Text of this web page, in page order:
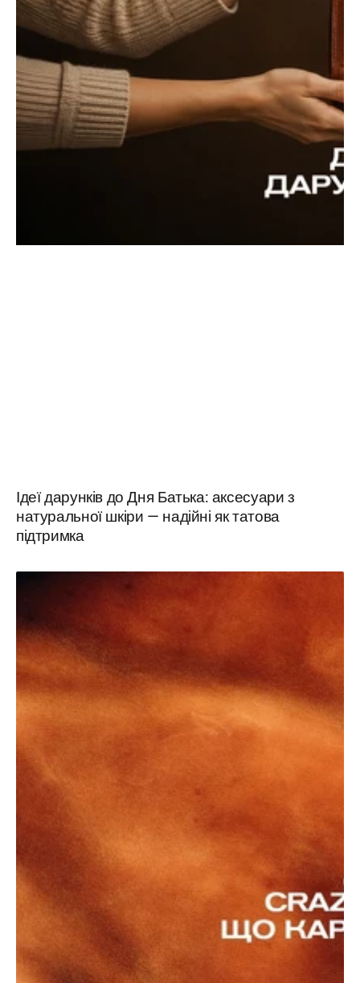
Ідеї дарунків до Дня Батька: аксесуари з
натуральної шкіри — надійні як татова
підтримка